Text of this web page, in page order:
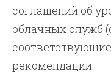
соглашений об
облачных служб
рекомендации.